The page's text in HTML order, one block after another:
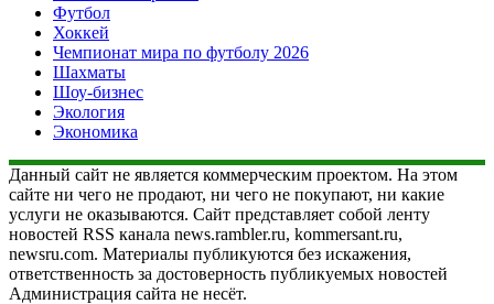
Футбол
Хоккей
Чемпионат мира по футболу 2026
Шахматы
Шоу-бизнес
Экология
Экономика
Данный сайт не является коммерческим проектом. На этом
сайте ни чего не продают, ни чего не покупают, ни какие
услуги не оказываются. Сайт представляет собой ленту
новостей RSS канала news.rambler.ru, kommersant.ru,
newsru.com. Материалы публикуются без искажения,
ответственность за достоверность публикуемых новостей
Администрация сайта не несёт.